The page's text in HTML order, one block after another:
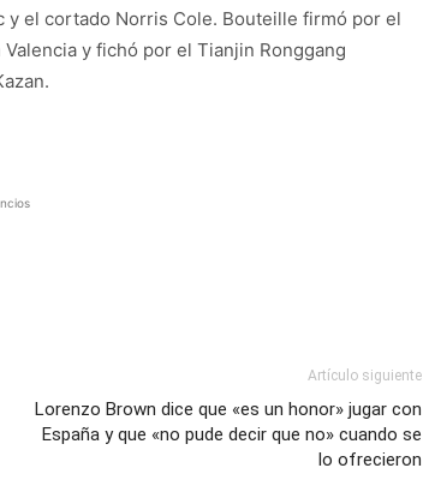
y el cortado Norris Cole. Bouteille firmó por el
y fichó por el Tianjin Ronggang
Artículo siguiente
Lorenzo Brown dice que «es un honor» jugar con
España y que «no pude decir que no» cuando se
lo ofrecieron